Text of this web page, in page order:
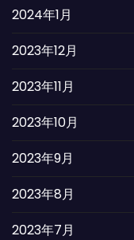
2024年1月
2023年12月
2023年11月
2023年10月
2023年9月
2023年8月
2023年7月